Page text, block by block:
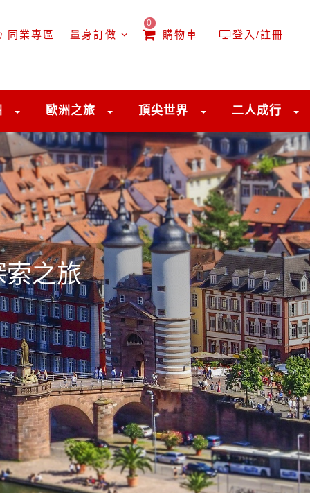
同業專區 量身訂做 購物車
0
登入/註冊
歐洲之旅 頂尖世界 二人成行
索之旅